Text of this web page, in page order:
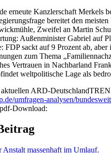
erneute Kanzlerschaft Merkels
bereitet den
Zweifel an Martin
Außenminister Gabriel auf
FDP sackt auf 9 Prozent ab,
zum Thema
Vertrauen in Nachbarland
weltpolitische Lage als
aktuellen ARD-
umfragen-analysen/
Download:
Anstalt massenhaft im Umlauf.